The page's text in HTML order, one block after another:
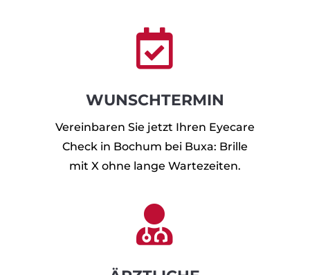

WUNSCHTERMIN
Vereinbaren Sie jetzt Ihren Eyecare
Check in Bochum bei Buxa: Brille
mit X ohne lange Wartezeiten.
